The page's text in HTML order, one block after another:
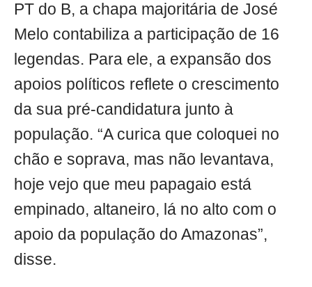
PT do B, a chapa majoritária de José
Melo contabiliza a participação de 16
legendas. Para ele, a expansão dos
apoios políticos reflete o crescimento
da sua pré-candidatura junto à
população. “A curica que coloquei no
chão e soprava, mas não levantava,
hoje vejo que meu papagaio está
empinado, altaneiro, lá no alto com o
apoio da população do Amazonas”,
disse.